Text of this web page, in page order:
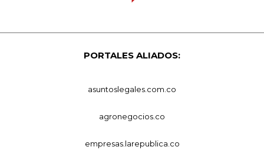
PORTALES ALIADOS:
asuntoslegales.com.co
agronegocios.co
empresas.larepublica.co